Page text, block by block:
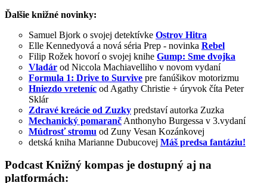
Ďalšie knižné novinky:
Samuel Bjork o svojej detektívke Ostrov Hitra
Elle Kennedyová a nová séria Prep - novinka Rebel
Filip Rožek hovorí o svojej knihe Gump: Sme dvojka
Vladár od Niccola Machiavelliho v novom vydaní
Formula 1: Drive to Survive pre fanúšikov motorizmu
Hniezdo vreteníc od Agathy Christie + úryvok číta Peter
Sklár
Zdravé kreácie od Zuzky predstaví autorka Zuzka
Mechanický pomaranč Anthonyho Burgessa v 3.vydaní
Múdrosť stromu od Zuny Vesan Kozánkovej
detská kniha Marianne Dubucovej Máš predsa fantáziu!
Podcast Knižný kompas je dostupný aj na
platformách: